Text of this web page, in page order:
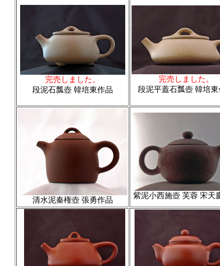
完売しました。
段泥石瓢壺韓培東作品
完売しました。
段泥平蓋石瓢壺 韓培
清水泥秦権壺 張勇作品
紫泥小西施壺 芙蓉 宋天